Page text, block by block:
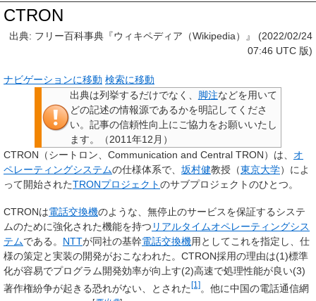
CTRON
出典: フリー百科事典『ウィキペディア（Wikipedia）』 (2022/02/24
07:46 UTC 版)
ナビゲーションに移動 検索に移動
出典は列挙するだけでなく、 脚注などを用いて
どの記述の情報源であるかを明記してくださ
い。 記事の信頼性向上にご協力をお願いいたし
ます。
（2011年12月 ）
CTRON （シートロン、Communication and Central TRON）は、 オ
ペレーティングシステムの仕様体系で、 坂村健教授（東京大学）によ
って開始されたTRONプロジェクトのサブプロジェクトのひとつ。
CTRONは電話交換機のような、無停止のサービスを保証するシステ
ムのために強化された機能を持つ リアルタイムオペレーティングシス
テムである。 NTTが同社の基幹電話交換機用としてこれを指定し、仕
様の策定と実装の開発がおこなわれた。CTRON採用の理由は(1)標準
化が容易でプログラム開発効率が向上す(2)高速で処理性能が良い(3)
著作権紛争が起きる恐れがない、とされた [1] 。 他に中国の電話通信網